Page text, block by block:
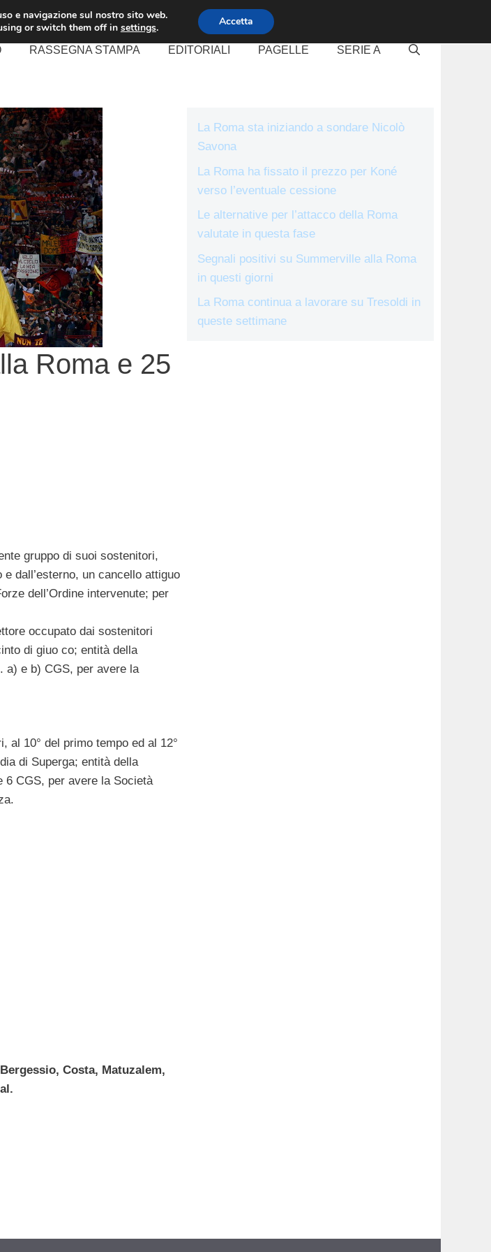
RASSEGNA STAMPA EDITORIALI PAGELLE SERIE A
Roma e 25
gruppo di suoi sostenitori,
dall’esterno, un cancello attiguo
dell’Ordine intervenute; per
occupato dai sostenitori
di giuo co; entità della
a) e b) CGS, per avere la
al 10° del primo tempo ed al 12°
di Superga; entità della
6 CGS, per avere la Società
Costa, Matuzalem,
La Roma sta iniziando a sondare Nicolò
Savona
La Roma ha fissato il prezzo per Koné
verso l’eventuale cessione
Le alternative per l’attacco della Roma
valutate in questa fase
Segnali positivi su Summerville alla Roma
in questi giorni
La Roma continua a lavorare su Tresoldi in
queste settimane
e navigazione sul nostro sito web.
or switch them off in settings. Accetta